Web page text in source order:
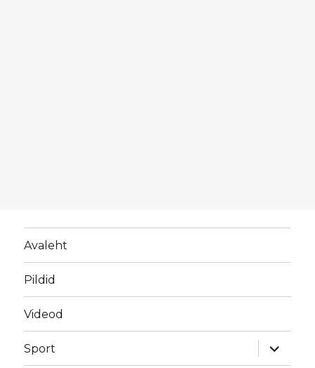
Avaleht
Pildid
Videod
Sport
laienda